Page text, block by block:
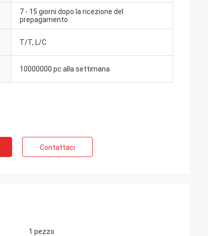
7 - 15 giorni dopo la ricezione del
prepagamento
T/T, L/C
10000000 pc alla settimana
Contattaci
1 pezzo